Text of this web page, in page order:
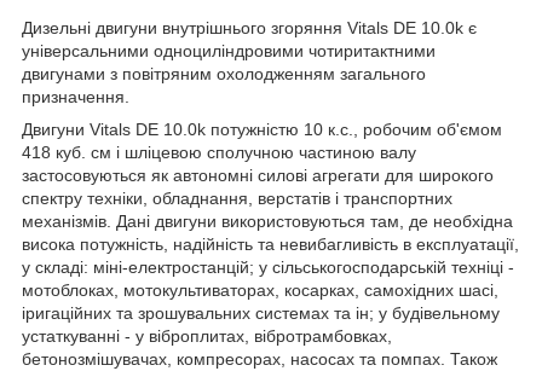
Дизельні двигуни внутрішнього згоряння Vitals DE 10.0k є
універсальними одноциліндровими чотиритактними
двигунами з повітряним охолодженням загального
призначення.
Двигуни Vitals DE 10.0k потужністю 10 к.с., робочим об'ємом
418 куб. см і шліцевою сполучною частиною валу
застосовуються як автономні силові агрегати для широкого
спектру техніки, обладнання, верстатів і транспортних
механізмів. Дані двигуни використовуються там, де необхідна
висока потужність, надійність та невибагливість в експлуатації,
у складі: міні-електростанцій; у сільськогосподарській техніці -
мотоблоках, мотокультиваторах, косарках, самохідних шасі,
іригаційних та зрошувальних системах та ін; у будівельному
устаткуванні - у віброплитах, вібротрамбовках,
бетонозмішувачах, компресорах, насосах та помпах. Також